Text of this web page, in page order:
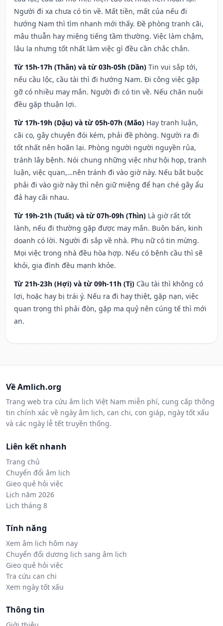
Người đi xa chưa có tin về. Mất tiền, mất của nếu đi
hướng Nam thì tìm nhanh mới thấy. Đề phòng tranh cãi,
mâu thuẫn hay miệng tiếng tầm thường. Việc làm chậm,
lâu la nhưng tốt nhất làm việc gì đều cần chắc chắn.
Từ 15h-17h (Thân) và từ 03h-05h (Dần) Tin vui sắp tới,
nếu cầu lộc, cầu tài thì đi hướng Nam. Đi công việc gặp
gỡ có nhiều may mắn. Người đi có tin về. Nếu chăn nuôi
đều gặp thuận lợi.
Từ 17h-19h (Dậu) và từ 05h-07h (Mão) Hay tranh luận,
cãi cọ, gây chuyện đói kém, phải đề phòng. Người ra đi
tốt nhất nên hoãn lại. Phòng người người nguyền rủa,
tránh lây bệnh. Nói chung những việc như hội họp, tranh
luận, việc quan,…nên tránh đi vào giờ này. Nếu bắt buộc
phải đi vào giờ này thì nên giữ miệng để hạn ché gây ẩu
đả hay cãi nhau.
Từ 19h-21h (Tuất) và từ 07h-09h (Thìn) Là giờ rất tốt
lành, nếu đi thường gặp được may mắn. Buôn bán, kinh
doanh có lời. Người đi sắp về nhà. Phụ nữ có tin mừng.
Mọi việc trong nhà đều hòa hợp. Nếu có bệnh cầu thì sẽ
khỏi, gia đình đều mạnh khỏe.
Từ 21h-23h (Hợi) và từ 09h-11h (Tị) Cầu tài thì không có
lợi, hoặc hay bị trái ý. Nếu ra đi hay thiệt, gặp nạn, việc
quan trọng thì phải đòn, gặp ma quỷ nên cúng tế thì mới
an.
Về Amlich.org
Trang web tra cứu âm lịch Việt Nam miễn phí, cung cấp thông
tin chính xác về ngày âm lịch, can chi, con giáp, ngày tốt xấu
và các ngày lễ tết truyền thống.
Liên kết nhanh
Trang chủ
Chuyển đổi âm lịch
Gieo quẻ hỏi việc
Lịch năm 2026
Lịch tháng 8
Tính năng
Xem âm lịch hôm nay
Chuyển đổi dương lịch sang âm lịch
Gieo quẻ hỏi việc
Tra cứu can chi
Xem ngày tốt xấu
Thông tin